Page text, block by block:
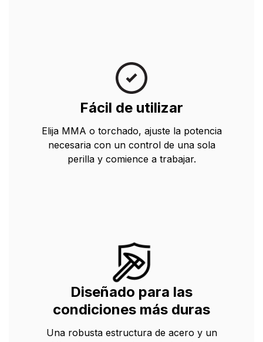
Fácil de utilizar
Elija MMA o torchado, ajuste la potencia
necesaria con un control de una sola
perilla y comience a trabajar.
Diseñado para las
condiciones más duras
Una robusta estructura de acero y un